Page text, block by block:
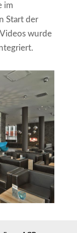
im
Start der
wurde